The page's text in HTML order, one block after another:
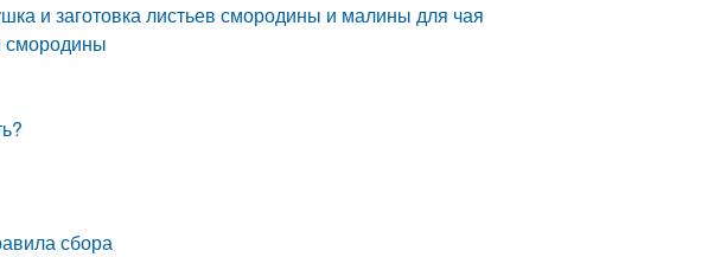
и заготовка листьев смородины и малины для чая
смородины
сбора